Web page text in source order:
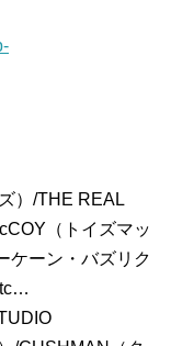
）/THE REAL
（トイズマッ
ケーン・バズリク